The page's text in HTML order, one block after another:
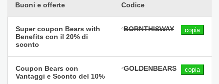
Buoni e offerte Codice
Super coupon Bears with
Benefits con il 20% di
sconto
BORNTHISWAY copia
Coupon Bears con
Vantaggi e Sconto del 10%
GOLDENBEARS copia